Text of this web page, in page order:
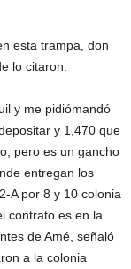
esta trampa, don
lo citaron:
y me pidiómandó
y 1,470 que
pero es un gancho
entregan los
A por 8 y 10 colonia
contrato es en la
de Amé, señaló
a la colonia